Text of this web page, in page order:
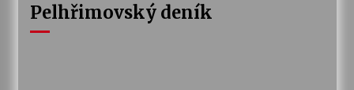
Pelhřimovský deník